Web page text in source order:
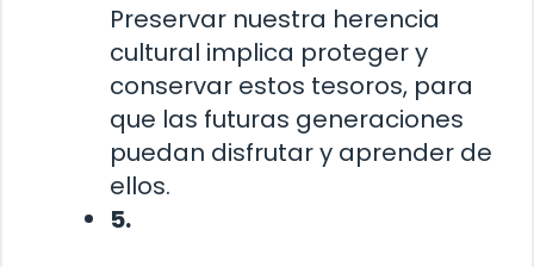
Preservar nuestra herencia
cultural implica proteger y
conservar estos tesoros, para
que las futuras generaciones
puedan disfrutar y aprender de
ellos.
5.